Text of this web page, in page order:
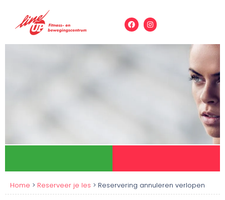
Home > Reserveer je les > Reservering annuleren verlopen